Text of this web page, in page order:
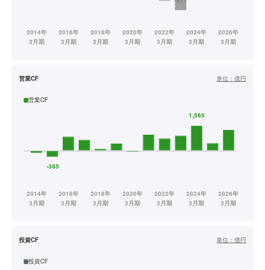
営業CF 単位： 億円
営業CF
投資CF 単位： 億円
投資CF